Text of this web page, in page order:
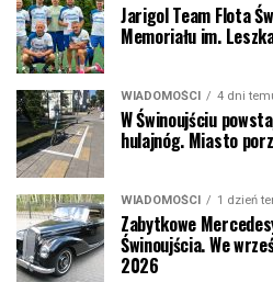
Jarigol Team Flota
Memoriału im.
WIADOMOŚCI 4 dni
W Świnoujściu
hulajnóg. Miasto
WIADOMOŚCI 1 dzień
Zabytkowe
Świnoujścia. We
2026